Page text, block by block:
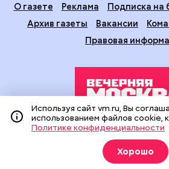
О газете Реклама
Подписка на
Архив газеты
Вакансии
Правовая
Издание создано при финансовой
средств массовой информации и
На сайте применяются
(информационные технологии
Используя сайт vm.ru, Вы
использованием файлов cookie,
Политике конфиденциальности
Хорошо